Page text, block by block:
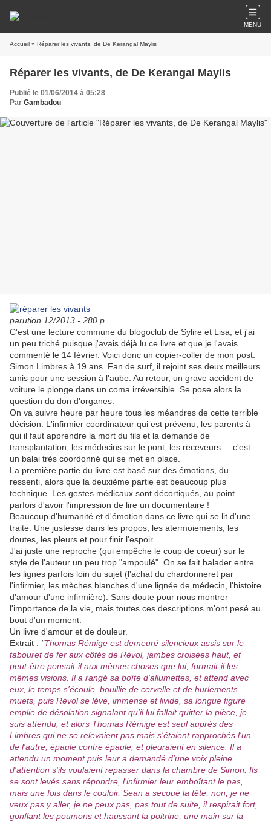
MENU
Accueil » Réparer les vivants, de De Kerangal Maylis
Réparer les vivants, de De Kerangal Maylis
Publié le 01/06/2014 à 05:28
Par Gambadou
parution 12/2013 - 280 p
C'est une lecture commune du blogoclub de Sylire et Lisa, et j'ai
un peu triché puisque j'avais déjà lu ce livre et que je l'avais
commenté le 14 février. Voici donc un copier-coller de mon post.
Simon Limbres à 19 ans. Fan de surf, il rejoint ses deux meilleurs
amis pour une session à l'aube. Au retour, un grave accident de
voiture le plonge dans un coma irréversible. Se pose alors la
question du don d'organes.
On va suivre heure par heure tous les méandres de cette terrible
décision. L'infirmier coordinateur qui est prévenu, les parents à
qui il faut apprendre la mort du fils et la demande de
transplantation, les médecins sur le pont, les receveurs ... c'est
un balai très coordonné qui se met en place.
La première partie du livre est basé sur des émotions, du
ressenti, alors que la deuxième partie est beaucoup plus
technique. Les gestes médicaux sont décortiqués, au point
parfois d'avoir l'impression de lire un documentaire !
Beaucoup d'humanité et d'émotion dans ce livre qui se lit d'une
traite. Une justesse dans les propos, les atermoiements, les
doutes, les pleurs et pour finir l'espoir.
J'ai juste une reproche (qui empêche le coup de coeur) sur le
style de l'auteur un peu trop "ampoulé". On se fait balader entre
les lignes parfois loin du sujet (l'achat du chardonneret par
l'infirmier, les mèches blanches d'une lignée de médecin, l'histoire
d'amour d'une infirmière). Sans doute pour nous montrer
l'importance de la vie, mais toutes ces descriptions m'ont pesé au
bout d'un moment.
Un livre d'amour et de douleur.
Extrait : "Thomas Rémige est demeuré silencieux assis sur le
tabouret de fer aux côtés de Révol, jambes croisées haut, et
peut-être pensait-il aux mêmes choses que lui, formait-il les
mêmes visions. Il a rangé sa boîte d'allumettes, et attend avec
eux, le temps s'écoule, bouillie de cervelle et de hurlements
muets, puis Révol se lève, immense et livide, sa longue figure
emplie de désolation signalant qu'il lui fallait quitter la pièce, je
suis attendu, et alors Thomas Rémige est seul auprès des
Limbres qui ne se relevaient pas mais s'étaient rapprochés l'un
de l'autre, épaule contre épaule, et pleuraient en silence. Il a
attendu un moment puis leur a demandé d'une voix pleine
d'attention s'ils voulaient repasser dans la chambre de Simon. Ils
se sont levés sans répondre, l'infirmier leur emboîtant le pas,
mais une fois dans le couloir, Sean a secoué la tête, non, je ne
veux pas y aller, je ne peux pas, pas tout de suite, il respirait fort,
gonflant les poumons et haussant la poitrine, une main sur la